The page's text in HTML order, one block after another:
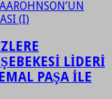
LİDERİ
PAŞA İLE